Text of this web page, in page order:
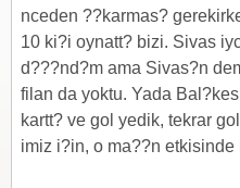
nceden ??karmas?
10 ki?i oynatt? bizi. Sivas
d???nd?m ama Sivas?n
filan da yoktu. Yada
kartt? ve gol yedik, tekrar
imiz i?in, o ma??n